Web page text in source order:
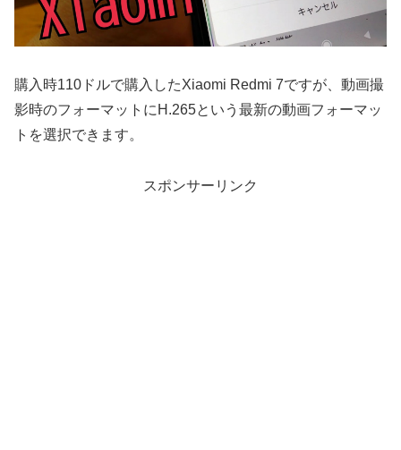
購入時110ドルで購入したXiaomi Redmi 7ですが、動画撮
影時のフォーマットにH.265という最新の動画フォーマッ
トを選択できます。
スポンサーリンク